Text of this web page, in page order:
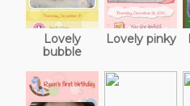
Lovely
bubble
Lovely pinky